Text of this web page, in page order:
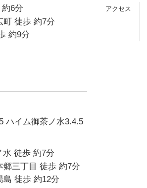
6分
町 徒歩 約7分
約9分
ハイム御茶ノ水3.4.5
徒歩 約7分
三丁目 徒歩 約7分
島 徒歩 約12分